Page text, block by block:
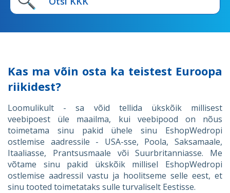
Kas ma võin osta ka teistest Euroopa
riikidest?
Loomulikult - sa võid tellida ükskõik millisest
veebipoest üle maailma, kui veebipood on nõus
toimetama sinu pakid ühele sinu EshopWedropi
ostlemise aadressile - USA-sse, Poola, Saksamaale,
Itaaliasse, Prantsusmaale või Suurbritanniasse. Me
võtame sinu pakid ükskõik millisel EshopWedropi
ostlemise aadressil vastu ja hoolitseme selle eest, et
sinu tooted toimetataks sulle turvaliselt Eestisse.